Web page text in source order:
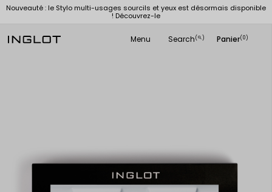
Nouveauté : le Stylo multi-usages sourcils et yeux est désormais disponible
! Découvrez-le
Menu Search(
search ) Panier(0)